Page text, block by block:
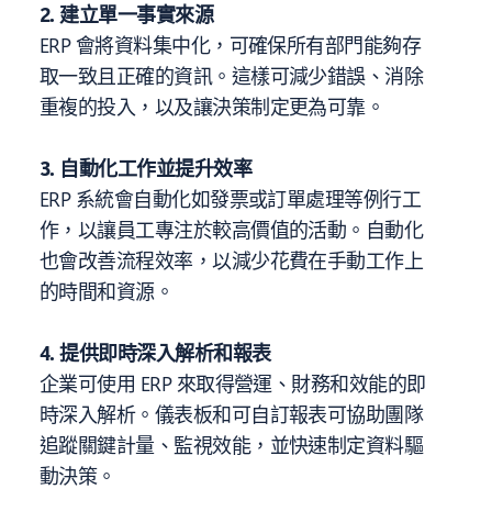
2. 建立單一事實來源
ERP 會將資料集中化，可確保所有部門能夠存
取一致且正確的資訊。這樣可減少錯誤、消除
重複的投入，以及讓決策制定更為可靠。
3. 自動化工作並提升效率
ERP 系統會自動化如發票或訂單處理等例行工
作，以讓員工專注於較高價值的活動。自動化
也會改善流程效率，以減少花費在手動工作上
的時間和資源。
4. 提供即時深入解析和報表
企業可使用 ERP 來取得營運、財務和效能的即
時深入解析。儀表板和可自訂報表可協助團隊
追蹤關鍵計量、監視效能，並快速制定資料驅
動決策。